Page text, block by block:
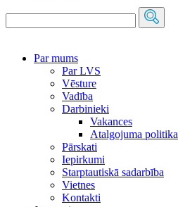
Par mums
Par LVS
Vēsture
Vadība
Darbinieki
Vakances
Atalgojuma politika
Pārskati
Iepirkumi
Starptautiskā sadarbība
Vietnes
Kontakti